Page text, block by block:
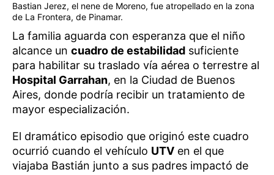
Bastian Jerez, el nene de Moreno, fue atropellado en la zona
de La Frontera, de Pinamar.
La familia aguarda con esperanza que el niño
alcance un cuadro de estabilidad suficiente
para habilitar su traslado vía aérea o terrestre al
Hospital Garrahan, en la Ciudad de Buenos
Aires, donde podría recibir un tratamiento de
mayor especialización.
El dramático episodio que originó este cuadro
ocurrió cuando el vehículo UTV en el que
viajaba Bastián junto a sus padres impactó de